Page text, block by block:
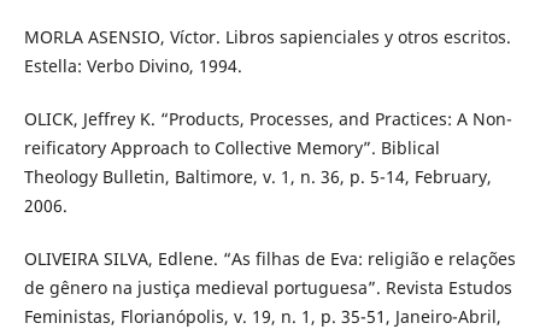
MORLA ASENSIO, Víctor. Libros sapienciales y otros escritos.
Estella: Verbo Divino, 1994.
OLICK, Jeffrey K. “Products, Processes, and Practices: A Non-
reificatory Approach to Collective Memory”. Biblical
Theology Bulletin, Baltimore, v. 1, n. 36, p. 5-14, February,
2006.
OLIVEIRA SILVA, Edlene. “As filhas de Eva: religião e relações
de gênero na justiça medieval portuguesa”. Revista Estudos
Feministas, Florianópolis, v. 19, n. 1, p. 35-51, Janeiro-Abril,